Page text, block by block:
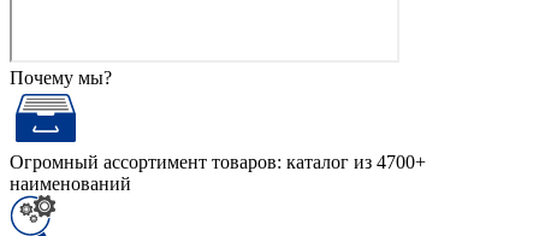
Почему мы?
Огромный ассортимент товаров: каталог из 4700+
наименований